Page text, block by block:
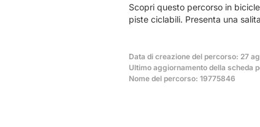
Scopri questo percorso in
piste ciclabili. Presenta una
Data di creazione del percorso: 27
Ultimo aggiornamento della scheda
Nome del percorso: 19775846